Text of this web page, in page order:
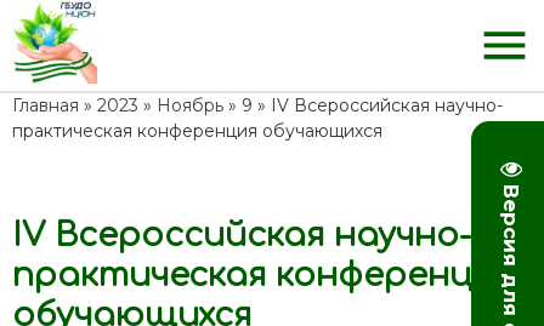
menu
Главная » 2023 » Ноябрь » 9 » IV Всероссийская научно-
практическая конференция обучающихся
10:20
IV Всероссийская научно-
практическая конференция
обучающихся